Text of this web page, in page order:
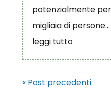
potenzialmente
migliaia di persone...
leggi tutto
« Post precedenti